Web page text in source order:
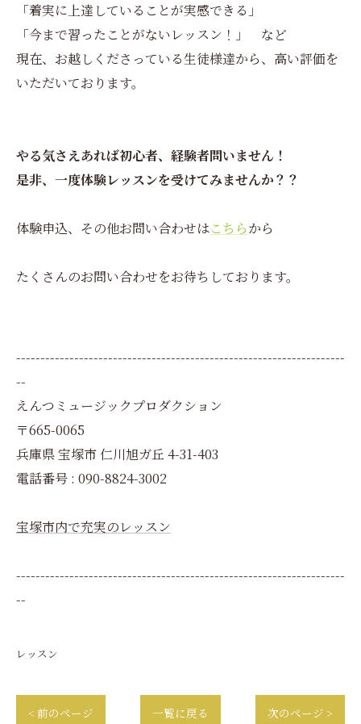
「着実に上達していることが実感できる」
「今まで習ったことがないレッスン！」 など
現在、お越しくださっている生徒様達から、高い評価を
いただいております。
やる気さえあれば初心者、経験者問いません！
是非、一度体験レッスンを受けてみませんか？？
体験申込、その他お問い合わせはこちらから
たくさんのお問い合わせをお待ちしております。
--------------------------------------------------------------------
--
えんつミュージックプロダクション
〒665-0065
兵庫県 宝塚市 仁川旭ガ丘 4-31-403
電話番号 : 090-8824-3002
宝塚市内で充実のレッスン
--------------------------------------------------------------------
--
レッスン
< 前のページ 一覧に戻る 次のページ >